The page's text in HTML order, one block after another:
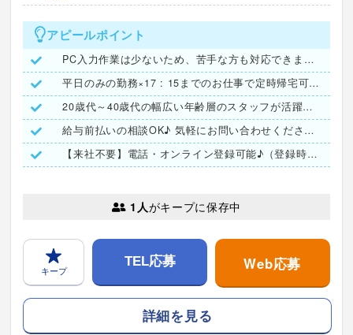
アピールポイント
PC入力作業は少ないため、苦手な方も対応できます！
平日のみの勤務×17 : 15までのお仕事で定時帰宅可能！
20歳代～40歳代の幅広い年齢層のスタッフが活躍中！
給与前払いの相談OK♪ 気軽にお問い合わせください！
【来社不要】電話・オンライン登録可能♪（登録時は履歴書不要）
1人がキープに保存中
キープ
TEL応募 Web応募
詳細を見る